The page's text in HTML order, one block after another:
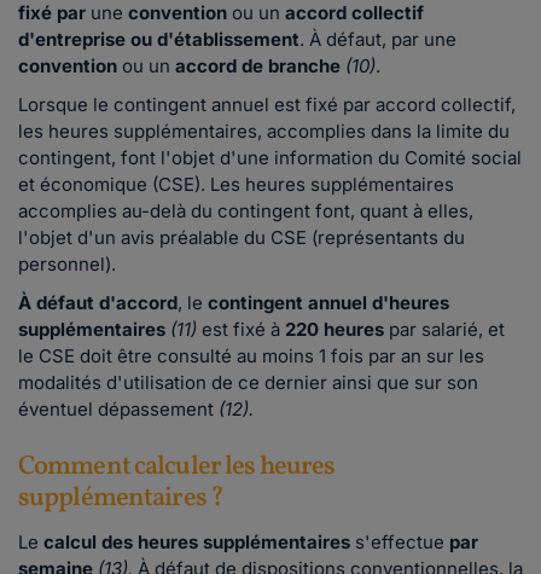
fixé par une convention ou un accord collectif
d'entreprise ou d'établissement. À défaut, par une
convention ou un accord de branche (10).
Lorsque le contingent annuel est fixé par accord collectif,
les heures supplémentaires, accomplies dans la limite du
contingent, font l'objet d'une information du Comité social
et économique (CSE). Les heures supplémentaires
accomplies au-delà du contingent font, quant à elles,
l'objet d'un avis préalable du CSE (représentants du
personnel).
À défaut d'accord, le contingent annuel d'heures
supplémentaires (11) est fixé à 220 heures par salarié, et
le CSE doit être consulté au moins 1 fois par an sur les
modalités d'utilisation de ce dernier ainsi que sur son
éventuel dépassement (12).
Comment calculer les heures
supplémentaires ?
Le calcul des heures supplémentaires s'effectue par
semaine (13). À défaut de dispositions conventionnelles, la